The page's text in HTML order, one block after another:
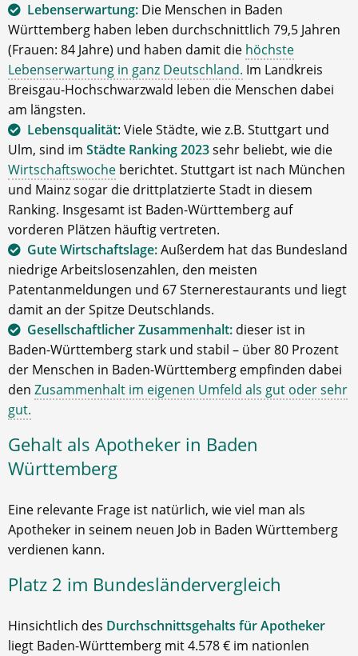
Lebenserwartung: Die Menschen in Baden
Württemberg haben leben durchschnittlich 79,5 Jahren
(Frauen: 84 Jahre) und haben damit die höchste
Lebenserwartung in ganz Deutschland. Im Landkreis
Breisgau-Hochschwarzwald leben die Menschen dabei
am längsten.
Lebensqualität: Viele Städte, wie z.B. Stuttgart und
Ulm, sind im Städte Ranking 2023sehr beliebt, wie die
Wirtschaftswoche berichtet. Stuttgart ist nach München
und Mainz sogar die drittplatzierte Stadt in diesem
Ranking. Insgesamt ist Baden-Württemberg auf
vorderen Plätzen häuftig vertreten.
Gute Wirtschaftslage:Außerdem hat das Bundesland
niedrige Arbeitslosenzahlen, den meisten
Patentanmeldungen und 67 Sternerestaurants und liegt
damit an der Spitze Deutschlands.
Gesellschaftlicher Zusammenhalt: dieser ist in
Baden-Württemberg stark und stabil – über 80 Prozent
der Menschen in Baden-Württemberg empfinden dabei
den Zusammenhalt im eigenen Umfeld als gut oder sehr
gut.
Gehalt als Apotheker in Baden
Württemberg
Eine relevante Frage ist natürlich, wie viel man als
Apotheker in seinem neuen Job in Baden Württemberg
verdienen kann.
Platz 2 im Bundesländervergleich
Hinsichtlich des Durchschnittsgehalts für Apotheker
liegt Baden-Württemberg mit 4.578 € im nationlen